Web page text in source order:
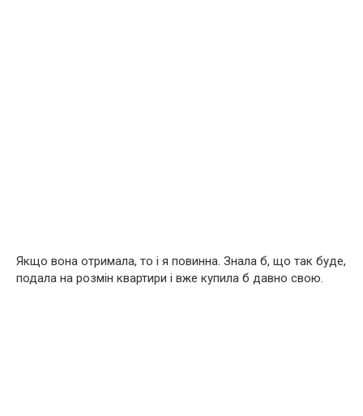
Якщо вона отримала, то і я повинна. Знала б, що так буде,
подала на розмін квартири і вже купила б давно свою.